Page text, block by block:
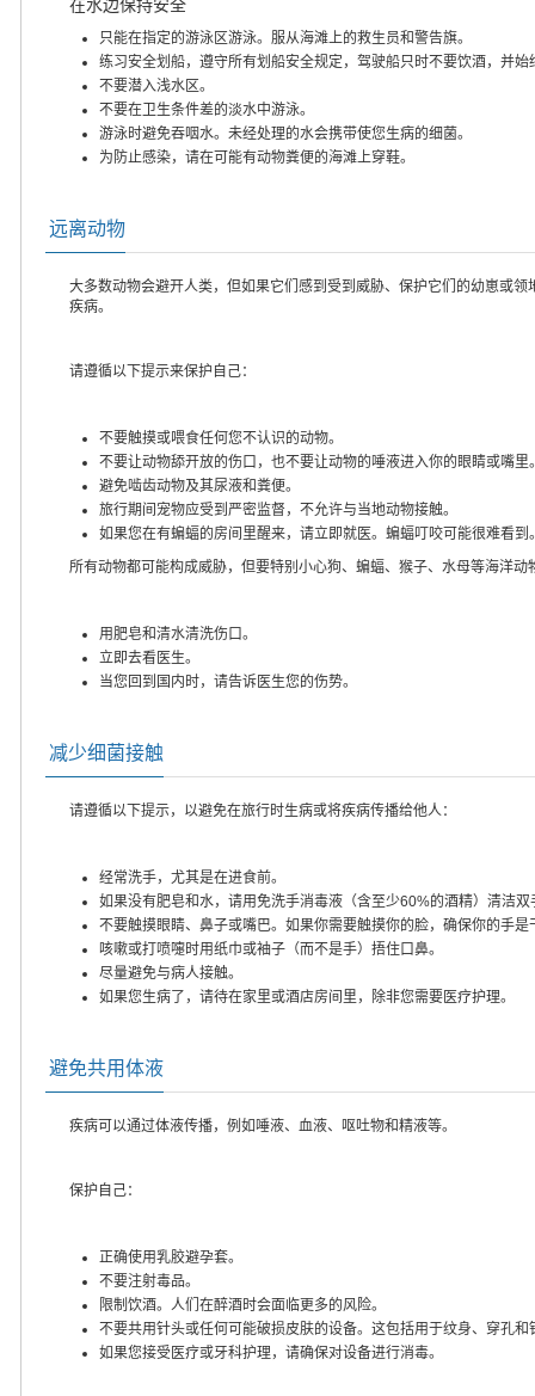
在水边保持安全
只能在指定的游泳区游泳。服从海滩上的救生员和警告旗。
练习安全划船，遵守所有划船安全规定，驾驶船只时不要饮酒，并始
不要潜入浅水区。
不要在卫生条件差的淡水中游泳。
游泳时避免吞咽水。未经处理的水会携带使您生病的细菌。
为防止感染，请在可能有动物粪便的海滩上穿鞋。
远离动物
大多数动物会避开人类，但如果它们感到受到威胁、保护它们的幼崽或
疾病。
请遵循以下提示来保护自己：
不要触摸或喂食任何您不认识的动物。
不要让动物舔开放的伤口，也不要让动物的唾液进入你的眼睛或嘴里
避免啮齿动物及其尿液和粪便。
旅行期间宠物应受到严密监督，不允许与当地动物接触。
如果您在有蝙蝠的房间里醒来，请立即就医。蝙蝠叮咬可能很难看到
所有动物都可能构成威胁，但要特别小心狗、蝙蝠、猴子、水母等海洋
用肥皂和清水清洗伤口。
立即去看医生。
当您回到国内时，请告诉医生您的伤势。
减少细菌接触
请遵循以下提示，以避免在旅行时生病或将疾病传播给他人：
经常洗手，尤其是在进食前。
如果没有肥皂和水，请用免洗手消毒液（含至少60%的酒精）清洁双
不要触摸眼睛、鼻子或嘴巴。如果你需要触摸你的脸，确保你的手是
咳嗽或打喷嚏时用纸巾或袖子（而不是手）捂住口鼻。
尽量避免与病人接触。
如果您生病了，请待在家里或酒店房间里，除非您需要医疗护理。
避免共用体液
疾病可以通过体液传播，例如唾液、血液、呕吐物和精液等。
保护自己：
正确使用乳胶避孕套。
不要注射毒品。
限制饮酒。人们在醉酒时会面临更多的风险。
不要共用针头或任何可能破损皮肤的设备。这包括用于纹身、穿孔和
如果您接受医疗或牙科护理，请确保对设备进行消毒。